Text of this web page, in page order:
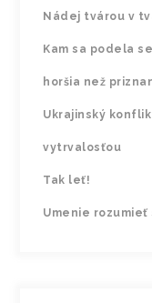
Nádej tvárou v
Kam sa podela
horšia než
Ukrajinský
vytrvalosťou
Tak leť!
Umenie rozumieť